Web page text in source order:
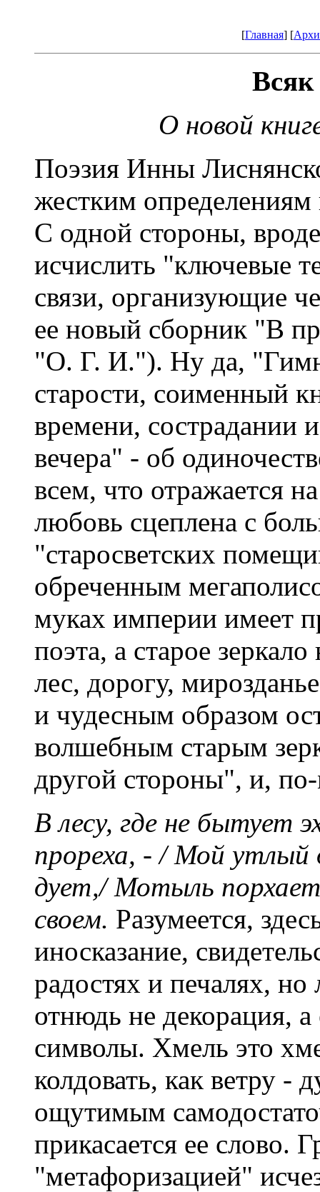
[Главная] [
Всяк
О новой
Поэзия Инны
жестким
С одной стороны,
исчислить "ключевые
связи, организующие
ее новый сборник "В
"О. Г. И."). Ну да,
старости, соименный
времени, сострадании
вечера" - об
всем, что отражается
любовь сцеплена с
"старосветских
обреченным
муках империи имеет
поэта, а старое
лес, дорогу,
и чудесным образом
волшебным старым
другой стороны", и,
В лесу, где не бытует
прореха, - / Мой утлый
дует,/ Мотыль
своем. Разумеется,
иносказание,
радостях и печалях,
отнюдь не декорация, а
символы. Хмель это
колдовать, как ветру -
ощутимым
прикасается ее слово.
"метафоризацией"